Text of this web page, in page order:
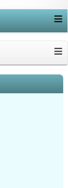
≡
≡